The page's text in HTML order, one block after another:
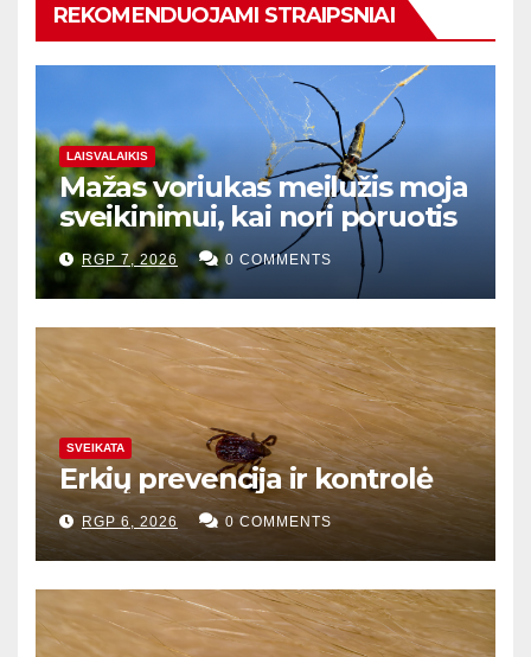
REKOMENDUOJAMI STRAIPSNIAI
LAISVALAIKIS
Mažas voriukas meilužis moja
sveikinimui, kai nori poruotis
RGP 7, 2026 0 COMMENTS
SVEIKATA
Erkių prevencija ir kontrolė
RGP 6, 2026 0 COMMENTS